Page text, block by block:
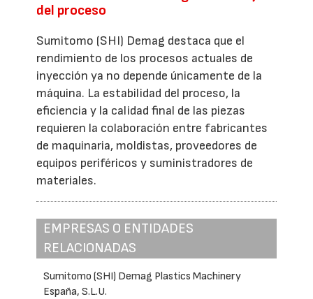
del proceso
Sumitomo (SHI) Demag destaca que el
rendimiento de los procesos actuales de
inyección ya no depende únicamente de la
máquina. La estabilidad del proceso, la
eficiencia y la calidad final de las piezas
requieren la colaboración entre fabricantes
de maquinaria, moldistas, proveedores de
equipos periféricos y suministradores de
materiales.
EMPRESAS O ENTIDADES
RELACIONADAS
Sumitomo (SHI) Demag Plastics Machinery
España, S.L.U.